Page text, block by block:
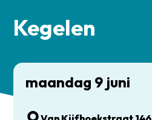
Kegelen
maandag 9 juni